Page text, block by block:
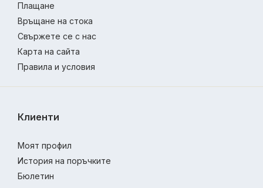
Плащане
Връщане на стока
Свържете се с нас
Карта на сайта
Правила и условия
Клиенти
Моят профил
История на поръчките
Бюлетин